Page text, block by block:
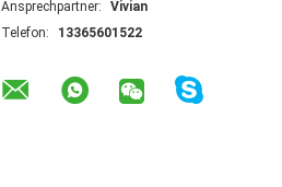
Ansprechpartner:
Vivian
Telefon:
13365601522